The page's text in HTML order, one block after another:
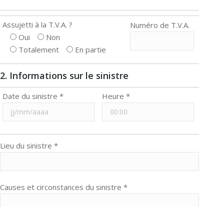
Assujetti à la T.V.A. ?
Oui
Non
Totalement
En partie
Numéro de T.V.A.
2. Informations sur le sinistre
Date du sinistre * Heure *
Lieu du sinistre *
Causes et circonstances du sinistre *